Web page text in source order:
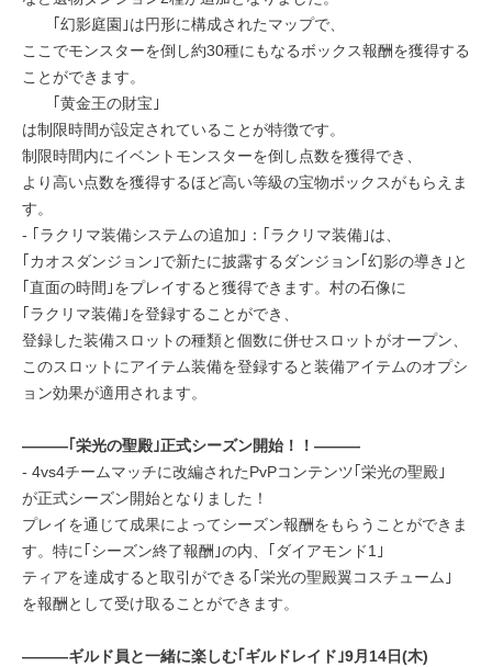
｢幻影庭園｣は円形に構成されたマップで、
ここでモンスターを倒し約30種にもなるボックス報酬を獲得する
ことができます。
｢黄金王の財宝｣
は制限時間が設定されていることが特徴です。
制限時間内にイベントモンスターを倒し点数を獲得でき、
より高い点数を獲得するほど高い等級の宝物ボックスがもらえま
す。
- ｢ラクリマ装備システムの追加｣：｢ラクリマ装備｣は、
｢カオスダンジョン｣で新たに披露するダンジョン｢幻影の導き｣と
｢直面の時間｣をプレイすると獲得できます。村の石像に
｢ラクリマ装備｣を登録することができ、
登録した装備スロットの種類と個数に併せスロットがオープン、
このスロットにアイテム装備を登録すると装備アイテムのオプシ
ョン効果が適用されます。
―――｢栄光の聖殿｣正式シーズン開始！！―――
- 4vs4チームマッチに改編されたPvPコンテンツ｢栄光の聖殿｣
が正式シーズン開始となりました！
プレイを通じて成果によってシーズン報酬をもらうことができま
す。特に｢シーズン終了報酬｣の内、｢ダイアモンド1｣
ティアを達成すると取引ができる｢栄光の聖殿翼コスチューム｣
を報酬として受け取ることができます。
―――ギルド員と一緒に楽しむ｢ギルドレイド｣9月14日(木)